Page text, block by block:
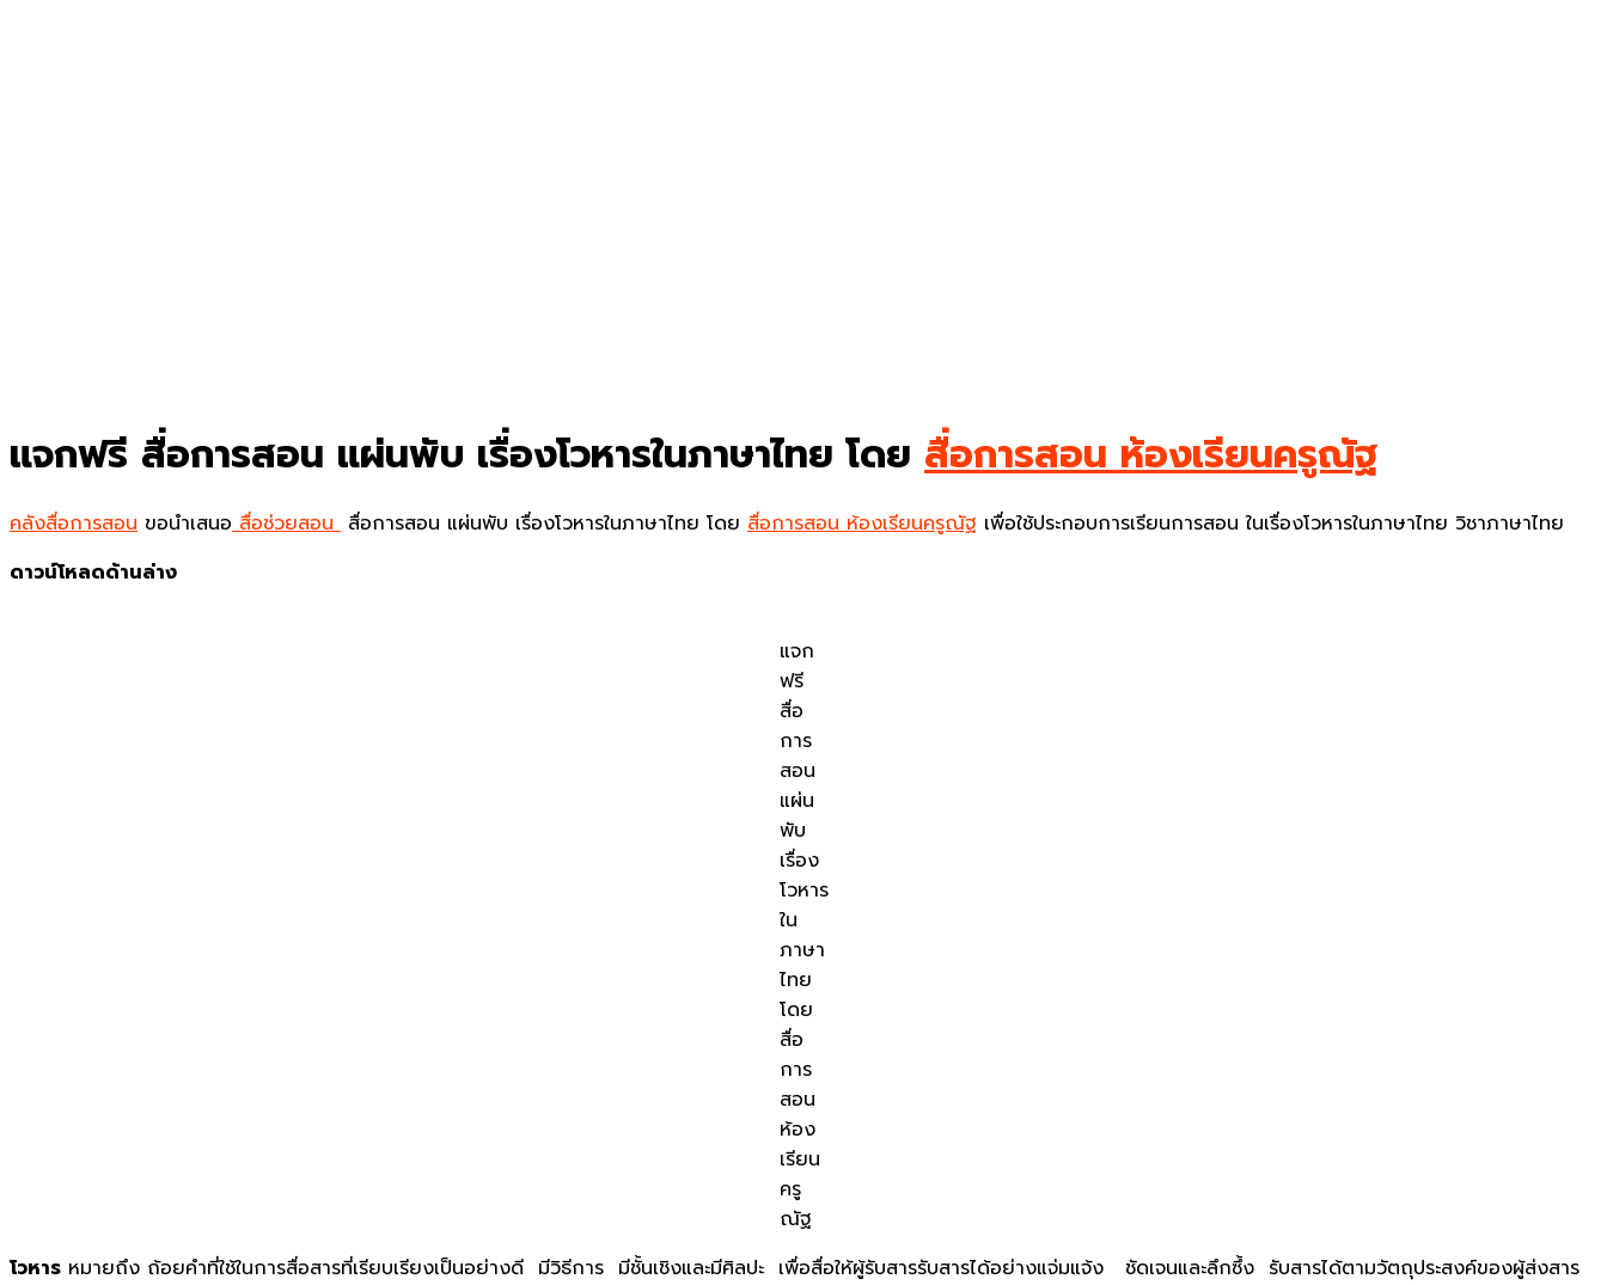
แจกฟรี สื่อการสอน แผ่นพับ เรื่องโวหารในภาษาไทย โดย สื่อการสอน ห้องเรียนครูณัฐ
คลังสื่อการสอน ขอนำเสนอสื่อช่วยสอน สื่อการสอน แผ่นพับ เรื่องโวหารในภาษาไทย โดย สื่อการสอน ห้องเรียนครูณัฐ เพื่อใช้ประกอบการเรียนการสอน ในเรื่องโวหารในภาษาไทย วิชาภาษาไทย
ดาวน์โหลดด้านล่าง
แจก
ฟรี
สื่อ
การ
สอน
แผ่น
พับ
เรื่อง
โวหาร
ใน
ภาษา
ไทย
โดย
สื่อ
การ
สอน
ห้อง
เรียน
ครู
ณัฐ
โวหาร หมายถึง ถ้อยคำที่ใช้ในการสื่อสารที่เรียบเรียงเป็นอย่างดี มีวิธีการ มีชั้นเชิงและมีศิลปะ เพื่อสื่อให้ผู้รับสารรับสารได้อย่างแจ่มแจ้ง ชัดเจนและลึกซึ้ง รับสารได้ตามวัตถุประสงค์ของผู้ส่งสาร